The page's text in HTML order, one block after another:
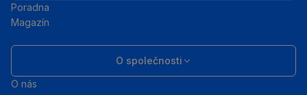
Poradna
Magazín
O společnosti
O nás